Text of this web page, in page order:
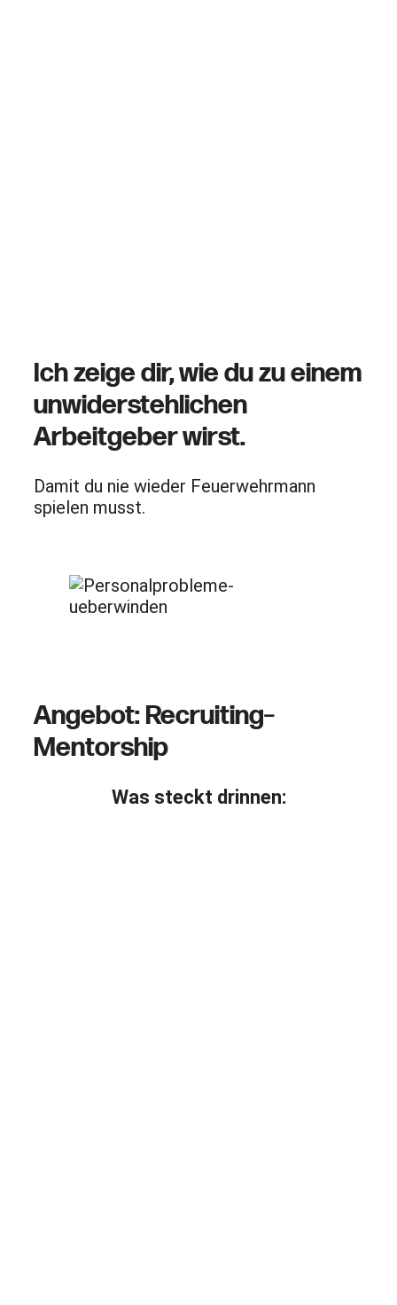
Ich zeige dir, wie du zu einem
unwiderstehlichen
Arbeitgeber wirst.
Damit du nie wieder Feuerwehrmann
spielen musst.
Angebot: Recruiting–
Mentorship
Was steckt drinnen: